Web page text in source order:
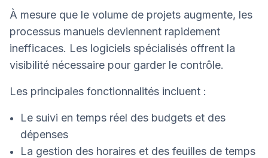
À mesure que le volume de projets augmente, les
processus manuels deviennent rapidement
inefficaces. Les logiciels spécialisés offrent la
visibilité nécessaire pour garder le contrôle.
Les principales fonctionnalités incluent :
Le suivi en temps réel des budgets et des
dépenses
La gestion des horaires et des feuilles de temps